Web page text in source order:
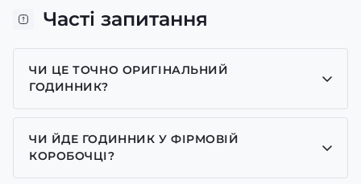
Часті запитання
ЧИ ЦЕ ТОЧНО ОРИГІНАЛЬНИЙ
ГОДИННИК?
Так, усі годинники у нас лише оригінальні, ми є
представником багатьох брендів.
ЧИ ЙДЕ ГОДИННИК У ФІРМОВІЙ
КОРОБОЧЦІ?